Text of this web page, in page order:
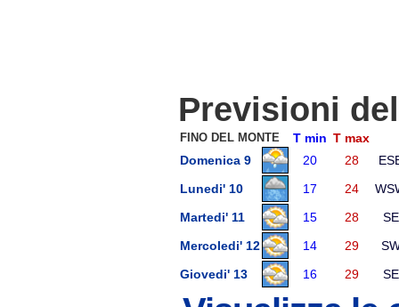
Previsioni
FINO DEL MONTE T min T max
Domenica 9
20 28
Lunedi' 10
17 24
Martedi' 11
15 28
SE
Mercoledi' 12
14 29
Giovedi' 13
16 29 SE